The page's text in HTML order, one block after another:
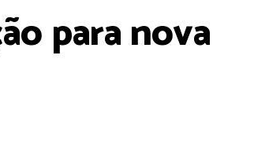
para nova